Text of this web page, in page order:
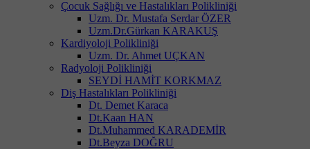
Çocuk Sağlığı ve Hastalıkları Polikliniği
Uzm. Dr. Mustafa Serdar ÖZER
Uzm.Dr.Gürkan KARAKUŞ
Kardiyoloji Polikliniği
Uzm. Dr. Ahmet UÇKAN
Radyoloji Polikliniği
SEYDİ HAMİT KORKMAZ
Diş Hastalıkları Polikliniği
Dt. Demet Karaca
Dt.Kaan HAN
Dt.Muhammed KARADEMİR
Dt.Beyza DOĞRU